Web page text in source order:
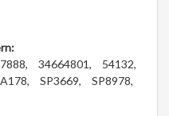
34664801,
54132,
SP3669, SP8978,